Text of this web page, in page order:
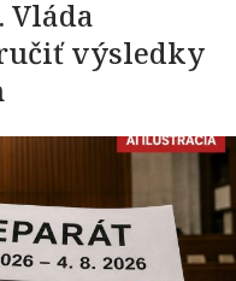
Vláda
výsledky